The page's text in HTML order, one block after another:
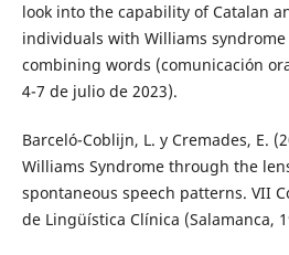
look into the capability of Catalan
individuals with Williams
combining words (comunicación
4-7 de julio de 2023).
Barceló-Coblijn, L. y Cremades, E.
Williams Syndrome through the
spontaneous speech patterns. VII
de Lingüística Clínica (Salamanca,